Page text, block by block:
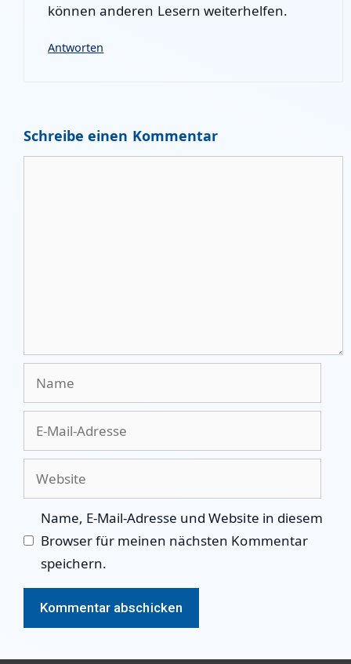
können anderen Lesern weiterhelfen.
Antworten
Schreibe einen Kommentar
Name, E-Mail-Adresse und Website in diesem
Browser für meinen nächsten Kommentar
speichern.